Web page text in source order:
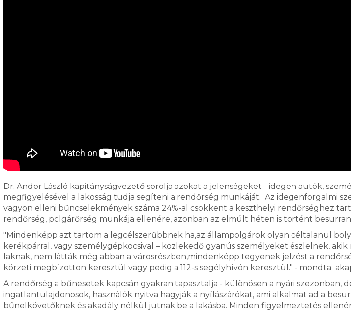
Dr. Andor László kapitányságvezető sorolja azokat a jelenségeket - idegen autók,
megfigyelésével a lakosság tudja segíteni a rendőrség munkáját. Az idegenforgalmi
vagyon elleni bűncselekmények száma 24%-al csökkent a keszthelyi rendőrséghez
rendőrség, polgárőrség munkája ellenére, azonban az elmúlt héten is történt
"Mindenképp azt tartom a legcélszerűbbnek ha,az állampolgárok olyan céltalanul
kerékpárral, vagy személygépkocsival – közlekedő gyanús személyeket észlelnek,
laknak, nem látták még abban a városrészben,mindenképp tegyenek jelzést a
körzeti megbízotton keresztül vagy pedig a 112-s segélyhívón keresztül." - mondta
A rendőrség a bűnesetek kapcsán gyakran tapasztalja - különösen a nyári szezonban,
ingatlantulajdonosok, használók nyitva hagyják a nyílászárókat, ami alkalmat ad a
bűnelkövetőknek és akadály nélkül jutnak be a lakásba. Minden figyelmeztetés